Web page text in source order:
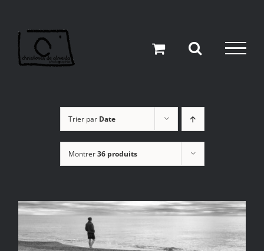
contenu
Trier par Date
Montrer36 produits